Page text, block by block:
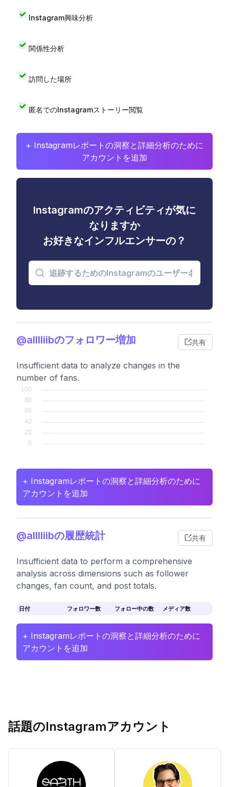
Instagram興味分析
関係性分析
訪問した場所
匿名でのInstagramストーリー閲覧
+ Instagramレポートの洞察と詳細分析のために
アカウントを追加
Instagramのアクティビティが気に
なりますか
お好きなインフルエンサーの？
@alllliibのフォロワー増加 共有
Insufficient data to analyze changes in the
number of fans.
+ Instagramレポートの洞察と詳細分析のために
アカウントを追加
@alllliibの履歴統計 共有
Insufficient data to perform a comprehensive
analysis across dimensions such as follower
changes, fan count, and post totals.
日付 フォロワー数 フォロー中の数 メディア数
+ Instagramレポートの洞察と詳細分析のために
アカウントを追加
話題のInstagramアカウント